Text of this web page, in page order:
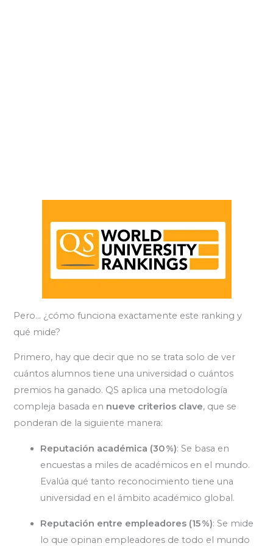
Pero… ¿cómo funciona exactamente este ranking y
qué mide?
Primero, hay que decir que no se trata solo de ver
cuántos alumnos tiene una universidad o cuántos
premios ha ganado. QS aplica una metodología
compleja basada en nueve criterios clave, que se
ponderan de la siguiente manera:
Reputación académica (30 %): Se basa en
encuestas a miles de académicos en el mundo.
Evalúa qué tanto reconocimiento tiene una
universidad en el ámbito académico global.
Reputación entre empleadores (15 %): Se mide
lo que opinan empleadores de todo el mundo